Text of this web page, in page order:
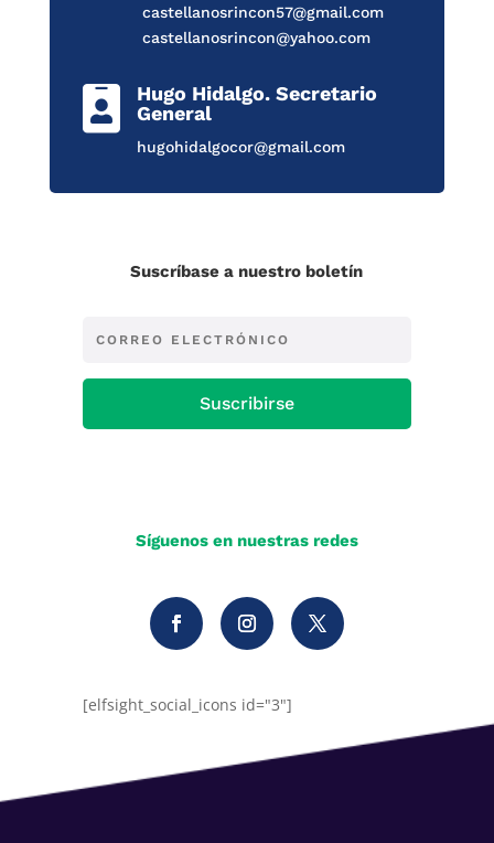
castellanosrincon57@gmail.com
castellanosrincon@yahoo.com

Hugo Hidalgo. Secretario
General
hugohidalgocor@gmail.com
Suscríbase a nuestro boletín
Suscribirse
Síguenos en nuestras redes
[elfsight_social_icons id="3"]